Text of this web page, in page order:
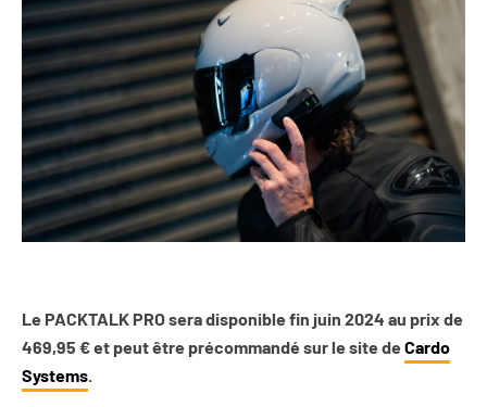
Le PACKTALK PRO sera disponible fin juin 2024 au prix de
469,95 € et peut être précommandé sur le site de Cardo
Systems.